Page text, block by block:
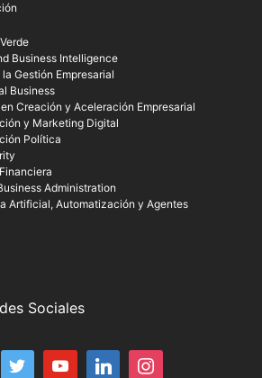
Business Intelligence
Gestión Empresarial
Business
Creación y Aceleración Empresarial
y Marketing Digital
Política
Administration
Artificial, Automatización y Agentes
Sociales